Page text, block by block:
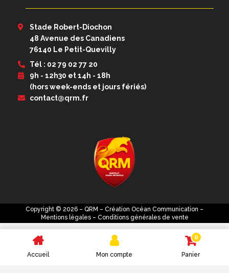
Stade Robert-Diochon
48 Avenue des Canadiens
76140 Le Petit-Quevilly
Tél : 02 79 02 77 20
9h - 12h30 et 14h - 18h
(hors week-ends et jours fériés)
contact@qrm.fr
Copyright © 2026 – QRM – Création Océan Communication –
Mentions légales– Conditions générales de vente
Accueil Mon compte
0
Panier